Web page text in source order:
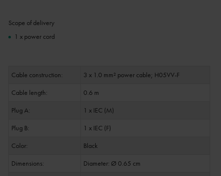
Scope of delivery
1 x power cord
Cable construction:
3 x 1.0 mm² power cable; H05VV-F
Cable length:
0.6 m
Plug A:
1 x IEC (M)
Plug B:
1 x IEC (F)
Color:
Black
Dimensions:
Diameter: Ø 0.65 cm